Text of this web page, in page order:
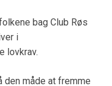
bag Club Røs
i
lovkrav.
den måde at fremme